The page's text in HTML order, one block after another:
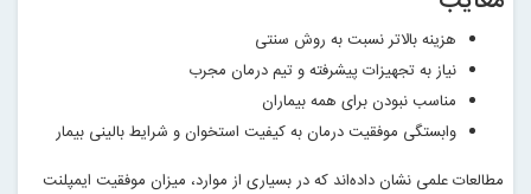
هزینه بالاتر نسبت به روش سنتی
نیاز به تجهیزات پیشرفته و تیم درمان مجرب
مناسب نبودن برای همه بیماران
وابستگی موفقیت درمان به کیفیت استخوان و شرایط بالینی بیمار
مطالعات علمی نشان داده‌اند که در بسیاری از موارد، میزان موفقیت ایمپلنت